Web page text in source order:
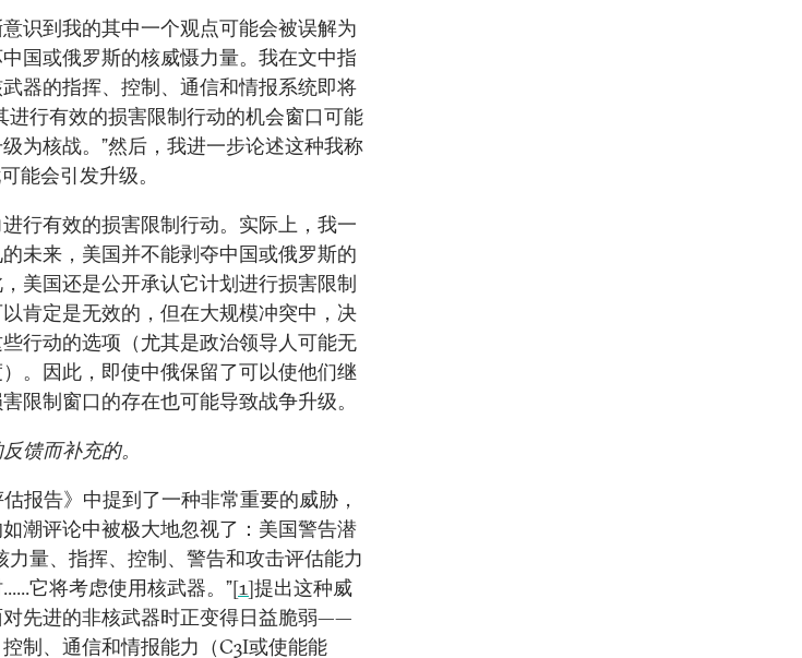
识到我的其中一个观点可能会被误解为
国或俄罗斯的核威慑力量。我在文中指
器的指挥、控制、通信和情报系统即将
进行有效的损害限制行动的机会窗口可能
为核战。”然后，我进一步论述这种我称
能会引发升级。
行有效的损害限制行动。实际上，我一
未来，美国并不能剥夺中国或俄罗斯的
美国还是公开承认它计划进行损害限制
肯定是无效的，但在大规模冲突中，决
行动的选项（尤其是政治领导人可能无
。因此，即使中俄保留了可以使他们继
限制窗口的存在也可能导致战争升级。
馈而补充的。
报告》中提到了一种非常重要的威胁，
潮评论中被极大地忽视了：美国警告潜
力量、指挥、控制、警告和攻击评估能力
它将考虑使用核武器。”[1]提出这种威
先进的非核武器时正变得日益脆弱——
制、通信和情报能力（C3I或使能能